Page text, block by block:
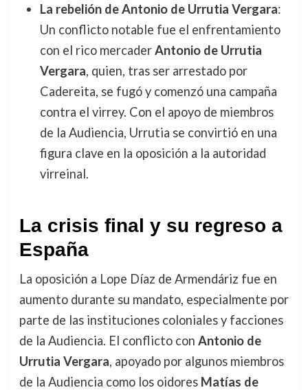
La rebelión de Antonio de Urrutia Vergara:
Un conflicto notable fue el enfrentamiento
con el rico mercaderAntonio de Urrutia
Vergara, quien, tras ser arrestado por
Cadereita, se fugó y comenzó una campaña
contra el virrey. Con el apoyo de miembros
de la Audiencia, Urrutia se convirtió en una
figura clave en la oposición a la autoridad
virreinal.
La crisis final y su regreso a
España
La oposición a Lope Díaz de Armendáriz fue en
aumento durante su mandato, especialmente por
parte de las instituciones coloniales y facciones
de la Audiencia. El conflicto con Antonio de
Urrutia Vergara, apoyado por algunos miembros
de la Audiencia como los oidores Matías de